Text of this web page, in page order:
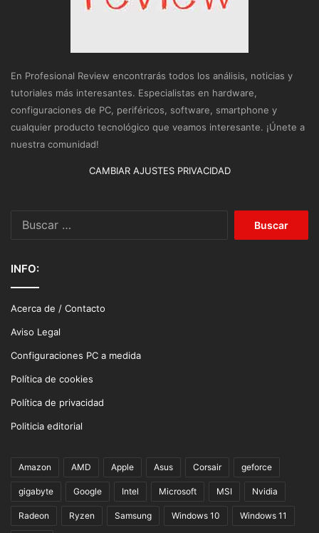
En Profesional Review encontrarás todos los análisis, noticias y
tutoriales más interesantes. Especialistas en hardware,
configuraciones de PC, periféricos, software, smartphone y
cualquier producto tecnológico que veamos interesante. ¡Únete a
nuestra comunidad!
CAMBIAR AJUSTES PRIVACIDAD
INFO:
Acerca de / Contacto
Aviso Legal
Configuraciones PC a medida
Política de cookies
Política de privacidad
Politicia editorial
Amazon AMD Apple Asus Corsair geforce
gigabyte Google Intel Microsoft MSI Nvidia
Radeon Ryzen Samsung Windows 10 Windows 11